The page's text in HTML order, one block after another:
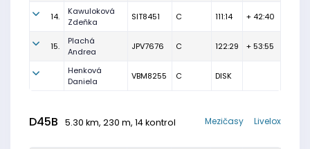
14.
Kawuloková
Zdeňka
SIT8451 C 111:14 + 42:40
15.
Plachá
Andrea
JPV7676 C 122:29 + 53:55
Henková
Daniela
VBM8255 C DISK
D45B 5.30 km, 230 m, 14 kontrol Livelox
Mezičasy